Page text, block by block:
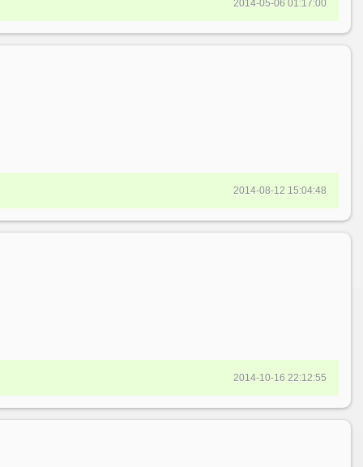
2014-05-06 01:17:00
2014-08-12 15:04:48
2014-10-16 22:12:55